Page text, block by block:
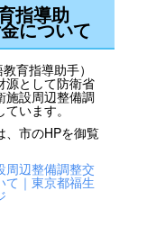
指導助
について
育指導助手）
源として防衛省
施設周辺整備調
ています。
、市のHPを御覧
周辺整備調整交
て｜東京都福生